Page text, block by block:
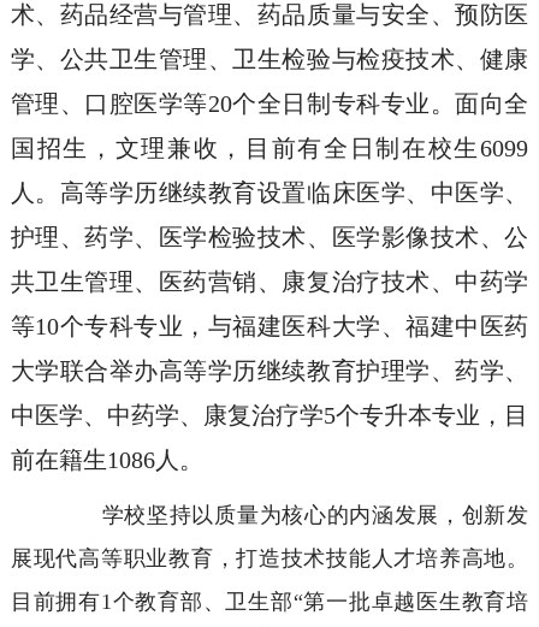
术、药品经营与管理、药品质量与安全、预防医
学、公共卫生管理、卫生检验与检疫技术、健康
管理、口腔医学等20个全日制专科专业。面向全
国招生，文理兼收，目前有全日制在校生6099
人。高等学历继续教育设置临床医学、中医学、
护理、药学、医学检验技术、医学影像技术、公
共卫生管理、医药营销、康复治疗技术、中药学
等10个专科专业，与福建医科大学、福建中医药
大学联合举办高等学历继续教育护理学、药学、
中医学、中药学、康复治疗学5个专升本专业，目
前在籍生1086人。
学校坚持以质量为核心的内涵发展，创新发
展现代高等职业教育，打造技术技能人才培养高地。
目前拥有1个教育部、卫生部“第一批卓越医生教育培